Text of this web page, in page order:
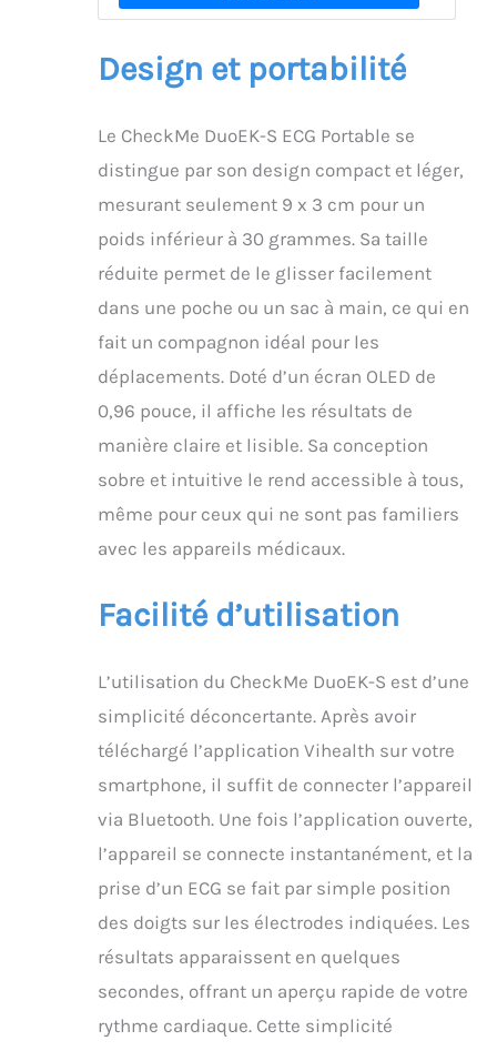
Design et portabilité
Le CheckMe DuoEK-S ECG Portable se
distingue par son design compact et léger,
mesurant seulement 9 x 3 cm pour un
poids inférieur à 30 grammes. Sa taille
réduite permet de le glisser facilement
dans une poche ou un sac à main, ce qui en
fait un compagnon idéal pour les
déplacements. Doté d’un écran OLED de
0,96 pouce, il affiche les résultats de
manière claire et lisible. Sa conception
sobre et intuitive le rend accessible à tous,
même pour ceux qui ne sont pas familiers
avec les appareils médicaux.
Facilité d’utilisation
L’utilisation du CheckMe DuoEK-S est d’une
simplicité déconcertante. Après avoir
téléchargé l’application Vihealth sur votre
smartphone, il suffit de connecter l’appareil
via Bluetooth. Une fois l’application ouverte,
l’appareil se connecte instantanément, et la
prise d’un ECG se fait par simple position
des doigts sur les électrodes indiquées. Les
résultats apparaissent en quelques
secondes, offrant un aperçu rapide de votre
rythme cardiaque. Cette simplicité